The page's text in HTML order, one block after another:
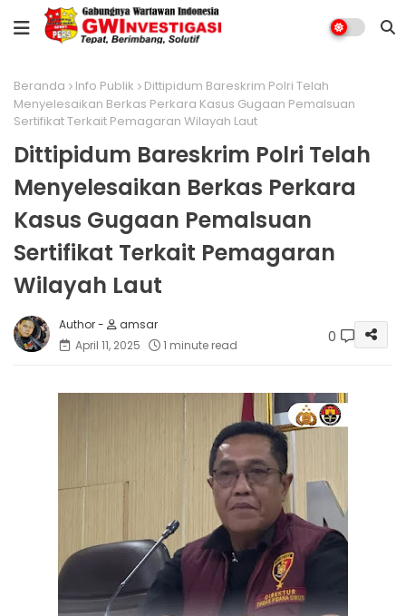
Beranda Info Publik
Dittipidum Bareskrim Polri Telah
Menyelesaikan Berkas Perkara Kasus Gugaan Pemalsuan
Sertifikat Terkait Pemagaran Wilayah Laut
Dittipidum Bareskrim Polri Telah
Menyelesaikan Berkas Perkara
Kasus Gugaan Pemalsuan
Sertifikat Terkait Pemagaran
Wilayah Laut
amsar
April 11, 2025
1 minute read 0